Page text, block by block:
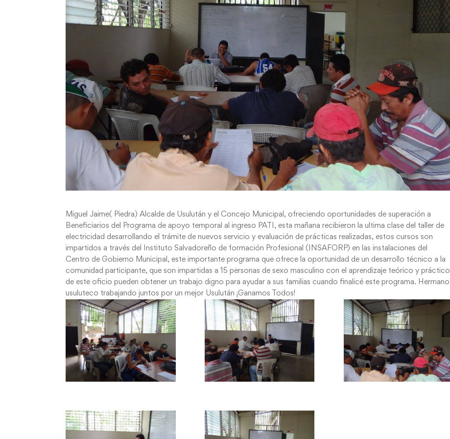
Miguel Jaime( Piedra) Alcalde de Usulután y el Concejo Municipal, ofreciendo oportunidades de superación a
Beneficiarios del Programa de apoyo temporal al ingreso PATI, esta mañana recibieron la ultima clase del taller de
electricidad desarrollando el trámite de nuevos servicio y evaluación de prácticas realizadas, estos cursos son
impartidos a través del Instituto Salvadoreño de formación Profesional (INSAFORP) en las instalaciones del
Centro de Gobierno Municipal, este importante programa que ofrece la oportunidad de un desarrollo técnico a la
comunidad participante, que son impartidas a 15 personas de sexo masculino con el aprendizaje teórico y práctico
de este oficio pueden obtener un trabajo digno para ayudar a sus familias cuando finalicé este programa. Hermano
usuluteco trabajando juntos por un mejor Usulután ¡Ganamos Todos!